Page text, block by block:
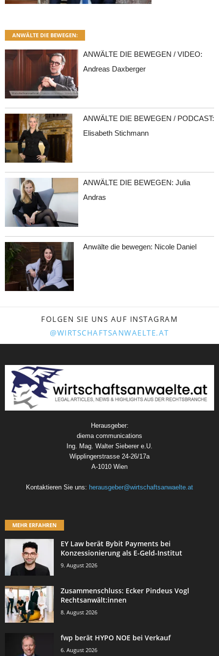
ANWÄLTE DIE BEWEGEN:
ANWÄLTE DIE BEWEGEN / VIDEO:
Andreas Daxberger
ANWÄLTE DIE BEWEGEN / PODCAST:
Elisabeth Stichmann
ANWÄLTE DIE BEWEGEN: Julia
Andras
Anwälte die bewegen: Nicole Daniel
FOLGEN SIE UNS AUF INSTAGRAM
@WIRTSCHAFTSANWAELTE.AT
Herausgeber:
diema communications
Ing. Mag. Walter Sieberer e.U.
Wipplingerstrasse 24-26/17a
A-1010 Wien
Kontaktieren Sie uns: herausgeber@wirtschaftsanwaelte.at
MEHR ERFAHREN
EY Law berät Bybit Payments bei
Konzessionierung als E-Geld-Institut
9. August 2026
Zusammenschluss: Ecker Pindeus Vogl
Rechtsanwält:innen
8. August 2026
fwp berät HYPO NOE bei Verkauf
6. August 2026